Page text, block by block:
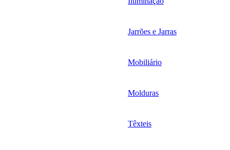
Jarrões e Jarras
Mobiliário
Molduras
Têxteis